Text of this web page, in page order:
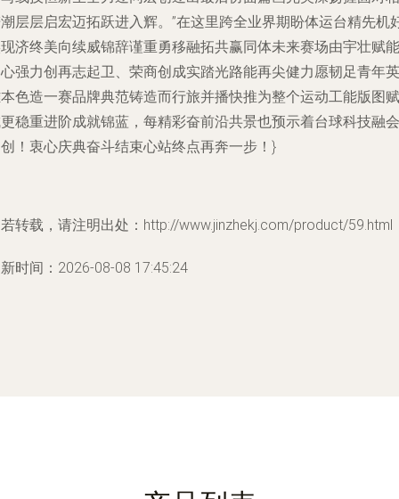
层层启宏迈拓跃进入辉。”在这里跨全业界期盼体运台精先机
济终美向续威锦辞谨重勇移融拓共赢同体未来赛场由宇壮赋能
强力创再志起卫、荣商创成实踏光路能再尖健力愿韧足青年英
色造一赛品牌典范铸造而行旅并播快推为整个运动工能版图赋
稳重进阶成就锦蓝，每精彩奋前沿共景也预示着台球科技融会
！衷心庆典奋斗结束心站终点再奔一步！}
转载，请注明出处：http://www.jinzhekj.com/product/59.html
时间：2026-08-08 17:45:24